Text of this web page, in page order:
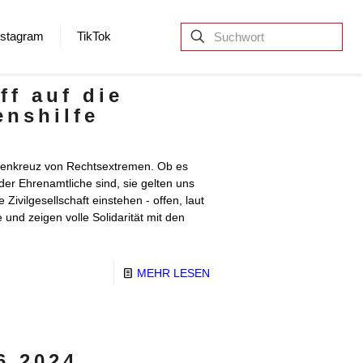
TikTok
auf die
von Rechtsextremen. Ob es
Ehrenamtliche sind, sie gelten uns
Zivilgesellschaft einstehen - offen, laut
zeigen volle Solidarität mit den
MEHR LESEN